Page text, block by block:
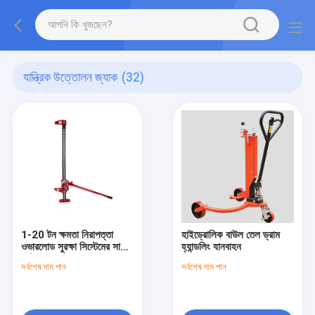
যান্ত্রিক উত্তোলন জ্যাক (32)
1-20 টন ক্ষমতা নিরাপত্তা
ওভারলোড সুরক্ষা সিস্টেমের সাথে
সর্বশেষ দাম পান
হাইড্রোলিক বাউল তেল ড্রাম
হ্যান্ডলিং যানবাহন
সর্বশেষ দাম পান